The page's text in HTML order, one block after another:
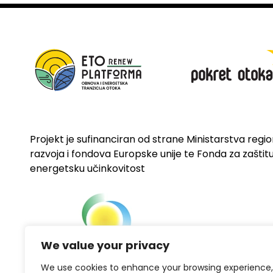
We value your privacy
We use cookies to enhance your browsing experience,
Projekt je sufinanciran od strane Ministarstva
razvoja i fondova Europske unije te Fonda za
energetsku učinkovitost